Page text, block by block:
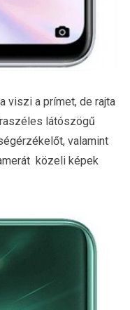
viszi a prímet, de rajta
látószögű
valamint
közeli képek